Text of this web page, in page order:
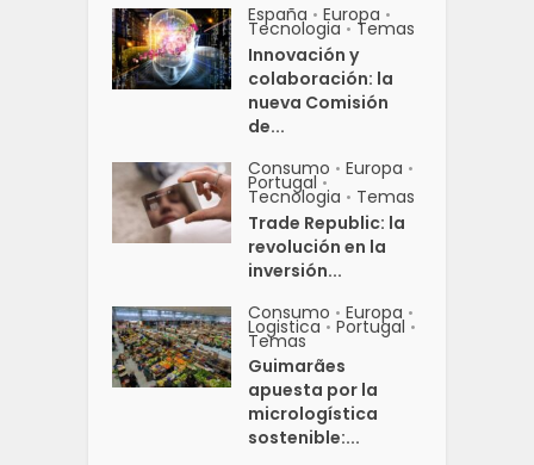
España • Europa •
Tecnologia • Temas
Innovación y
colaboración: la
nueva Comisión
de...
Consumo • Europa •
Portugal •
Tecnologia • Temas
Trade Republic: la
revolución en la
inversión...
Consumo • Europa •
Logistica • Portugal •
Temas
Guimarães
apuesta por la
micrologística
sostenible:...